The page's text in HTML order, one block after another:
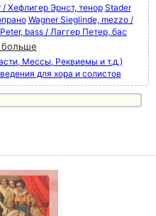
Хефлигер Эрнст, тенор Stader
Wagner Sieglinde, mezzo /
bass / Лаггер Петер, бас
больше
Мессы, Реквиемы и т.д.)
для хора и солистов